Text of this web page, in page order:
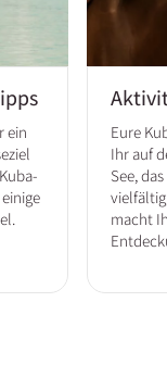
ein
Eure
Ihr auf
See,
macht